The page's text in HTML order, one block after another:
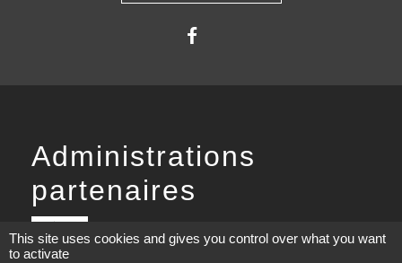
Administrations
partenaires
Communauté d'Agglomération ARLYSERE
This site uses cookies and gives you control over what you want
to activate